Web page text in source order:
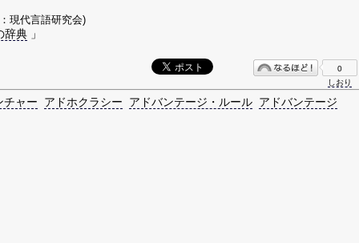
現代言語研究会)
辞典」
0
しおり
チャー アドホクラシー アドバンテージ・ルール アドバンテージ